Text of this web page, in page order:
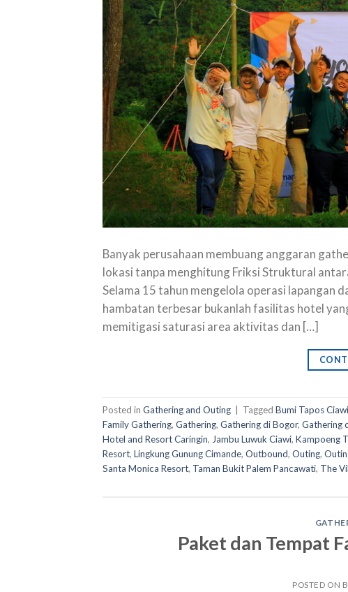
Banyak perusahaan membuang anggaran
lokasi tanpa menghitung Friksi Struktural
Selama 15 tahun mengelola operasi lapangan
hambatan terbesar bukanlah fasilitas hotel
memitigasi saturasi area aktivitas dan […]
Posted in Gathering and Outing Tagged Bumi Tapos Ciawi
Family Gathering, Gathering, Gathering di Bogor, Gathering
Hotel and Resort Caringin, Jambu Luwuk Ciawi, Kampoeng
Resort, Lingkung Gunung Cimande, Outbound, Outing,
Santa Monica Resort, Taman Bukit Palem Pancawati, The
Paket dan Tempat
POSTED ON